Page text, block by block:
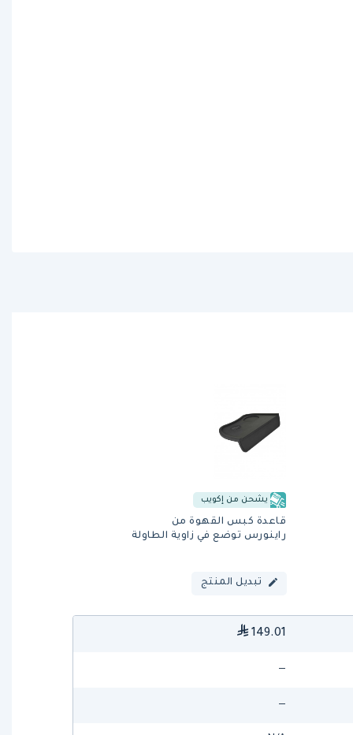
يشحن من إكويب
قاعدة كبس القهوة من
راينورس توضع في زاوية الطاولة
تبديل المنتج
149.01
—
—